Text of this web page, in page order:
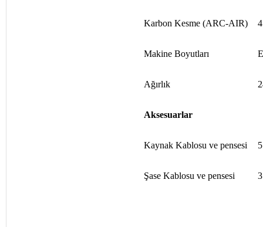
Karbon Kesme (ARC-AIR)
Makine Boyutları
Ağırlık
Aksesuarlar
Kaynak Kablosu ve pensesi
Şase Kablosu ve pensesi